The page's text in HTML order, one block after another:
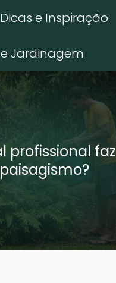
e Inspiração
Jardinagem
profissional faz
paisagismo?